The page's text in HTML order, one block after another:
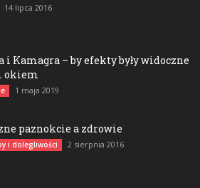
14 lipca 2016
i Kamagra – by efekty były widoczne
okiem
1 maja 2019
paznokcie a zdrowie
i dolegliwości 2 sierpnia 2016